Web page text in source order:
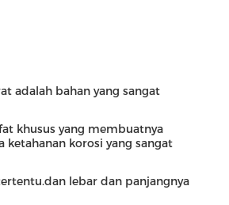
adalah bahan yang sangat
khusus yang membuatnya
ketahanan korosi yang sangat
lebar dan panjangnya